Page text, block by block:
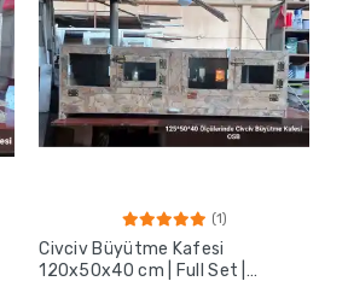
(1)
Civciv Büyütme Kafesi
120x50x40 cm | Full Set |